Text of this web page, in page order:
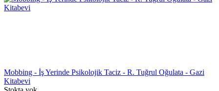
Mobbing - İş Yerinde Psikolojik Taciz - R. Tuğrul Oğulata - Gazi
Kitabevi